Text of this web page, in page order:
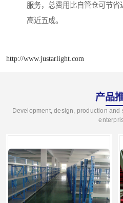
服务，总费用比自管仓可节
高近五成。
http://www.justarlight.com
产品
Development, design, production